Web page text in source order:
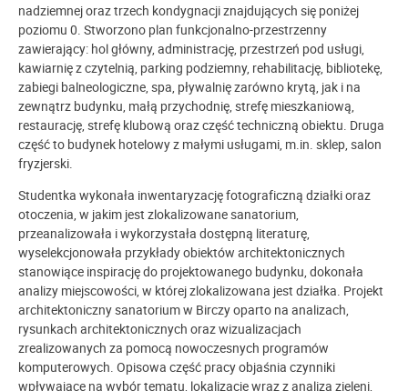
nadziemnej oraz trzech kondygnacji znajdujących się poniżej
poziomu 0. Stworzono plan funkcjonalno-przestrzenny
zawierający: hol główny, administrację, przestrzeń pod usługi,
kawiarnię z czytelnią, parking podziemny, rehabilitację, bibliotekę,
zabiegi balneologiczne, spa, pływalnię zarówno krytą, jak i na
zewnątrz budynku, małą przychodnię, strefę mieszkaniową,
restaurację, strefę klubową oraz część techniczną obiektu. Druga
część to budynek hotelowy z małymi usługami, m.in. sklep, salon
fryzjerski.
Studentka wykonała inwentaryzację fotograficzną działki oraz
otoczenia, w jakim jest zlokalizowane sanatorium,
przeanalizowała i wykorzystała dostępną literaturę,
wyselekcjonowała przykłady obiektów architektonicznych
stanowiące inspirację do projektowanego budynku, dokonała
analizy miejscowości, w której zlokalizowana jest działka. Projekt
architektoniczny sanatorium w Birczy oparto na analizach,
rysunkach architektonicznych oraz wizualizacjach
zrealizowanych za pomocą nowoczesnych programów
komputerowych. Opisowa część pracy objaśnia czynniki
wpływające na wybór tematu, lokalizację wraz z analizą zieleni,